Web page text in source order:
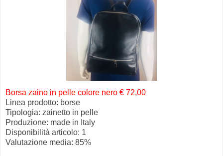
Borsa zaino in pelle colore nero € 72,00
Linea prodotto: borse
Tipologia: zainetto in pelle
Produzione: made in Italy
Disponibilità articolo: 1
Valutazione media: 85%